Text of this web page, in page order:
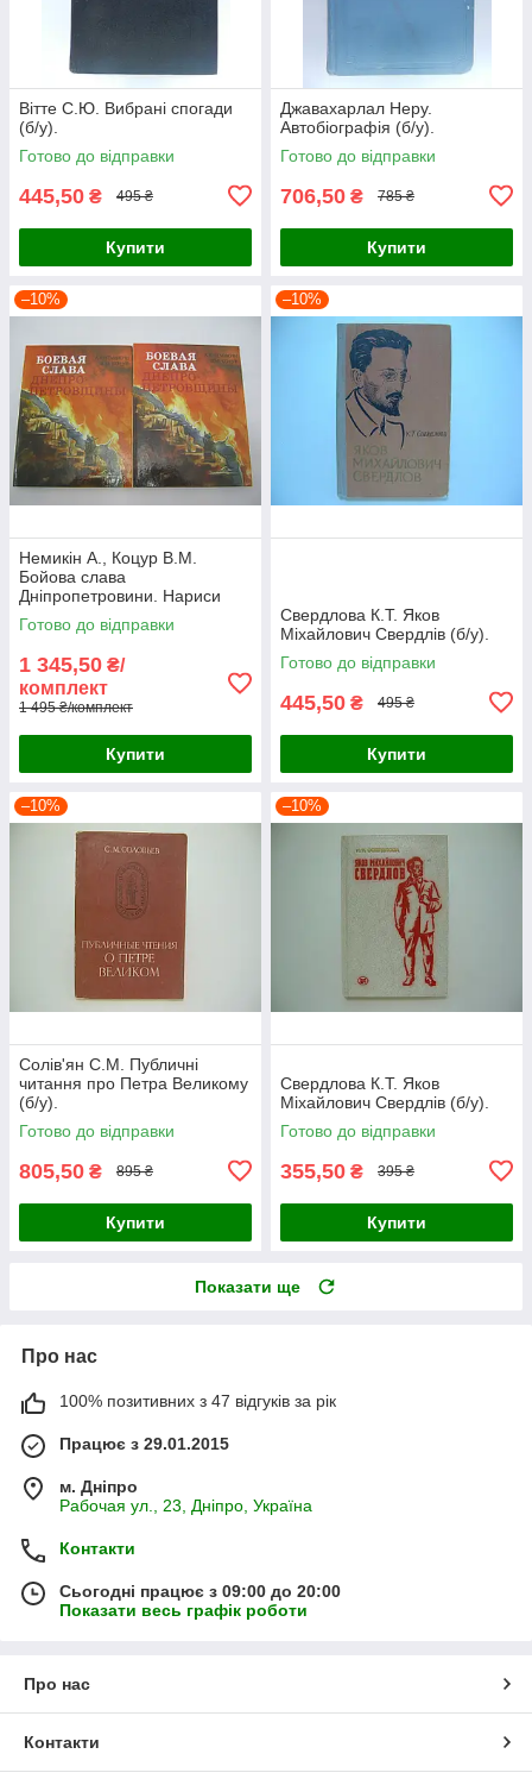
Вітте С.Ю. Вибрані спогади
(б/у).
Готово до відправки
445,50 ₴ 495 ₴
Купити
Джавахарлал Неру.
Автобіографія (б/у).
Готово до відправки
706,50 ₴ 785 ₴
Купити
–10%
Немикін А., Коцур В.М.
Бойова слава
Дніпропетровини. Нариси
про Героях Радянського
Союзу (б/у).
Готово до відправки
1 345,50 ₴/
комплект
1 495 ₴/комплект
Купити
–10%
Свердлова К.Т. Яков
Міхайлович Свердлів (б/у).
Готово до відправки
445,50 ₴ 495 ₴
Купити
–10%
Солів'ян С.М. Публичні
читання про Петра Великому
(б/у).
Готово до відправки
805,50 ₴ 895 ₴
Купити
–10%
Свердлова К.Т. Яков
Міхайлович Свердлів (б/у).
Готово до відправки
355,50 ₴ 395 ₴
Купити
Показати ще
Про нас
100% позитивних з 47 відгуків за рік
Працює з 29.01.2015
м. Дніпро
Рабочая ул., 23, Дніпро, Україна
Контакти
Сьогодні працює з 09:00 до 20:00
Показати весь графік роботи
Про нас
Контакти